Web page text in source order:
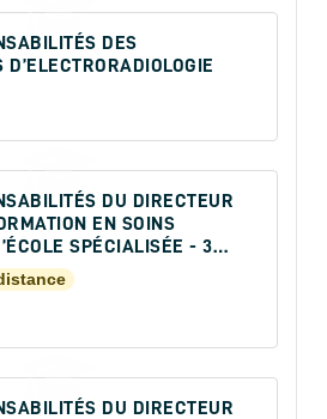
DES
DU DIRECTEUR
EN SOINS
SPÉCIALISÉE - 3
DU DIRECTEUR